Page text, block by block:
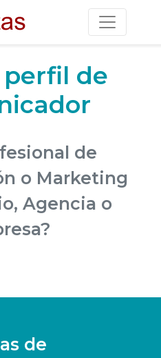
Toggle
de
de
o Marketing
Agencia o
de